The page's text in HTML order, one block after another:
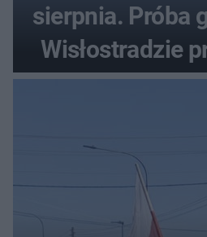
sierpnia. Próba
Wisłostradzie